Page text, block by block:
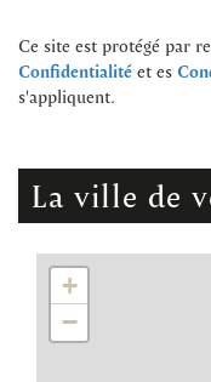
Ce site est protégé par
Confidentialitéet es
s'appliquent.
la ville de
+
−